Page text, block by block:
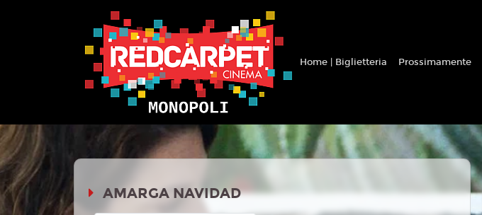
Home | Biglietteria Prossimamente
AMARGA NAVIDAD